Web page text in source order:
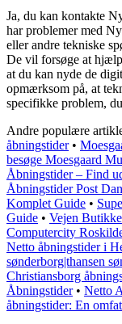
Ja, du kan kontakte
har problemer med
eller andre tekniske
De vil forsøge at
at du kan nyde de
opmærksom på, at
specifikke problem,
Andre populære
åbningstider•
besøge Moesgaard
Åbningstider – Find
Åbningstider Post
Komplet Guide •
Guide • Vejen
Computercity
Netto åbningstider i
sønderborg|thansen
Christiansborg
Åbningstider• Netto
åbningstider: En